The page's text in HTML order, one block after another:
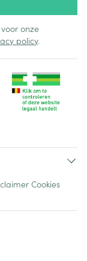
onze
policy.
Cookies